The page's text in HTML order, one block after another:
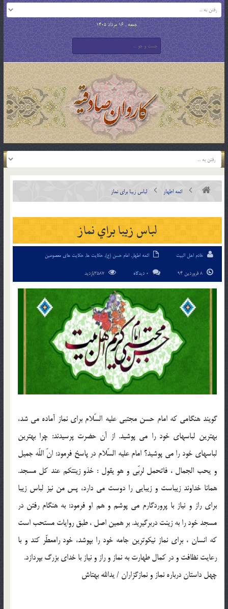
جمعه , 16 مرداد 1405
ائمه اطهار لباس زيبا براي نماز
لباس زيبا براي نماز
خادم اهل البیت ائمه اطهار, امام حسن (ع), حکایت ها, حکایت های معصومین
0 دیدگاه
گويند هنگامي كه امام حسن مجتبي عليه السّلام براي نماز آماده مي شد،
بهترين لباسهاي خود را مي پوشيد. از آن حضرت پرسيدند: چرا بهترين
لباسهاي خود را مي پوشيد؟ امام عليه السّلام در پاسخ فرمود: انّ اللّه جميل
و يحب الجمال ، فاتحمل لربّي و هو يقول : خذو زينتكم عند كل مسجد.
همانا خداوند زيباست و زيبايي را دوست مي دارد، پس من نيز لباس زيبا
براي راز و نياز با پروردگارم مي پوشم و هم او فرمود: به هنگام رفتن در
مسجد خود را به زينت دربرگيريد. بر همين اصل ، طبق روايات مستحب است
كه انسان ، براي نماز نيكوترين جامه خود را بپوشد، خود رامعطّر كند و با
رعايت نظافت و در كمال طهارت به نماز و راز و نياز با خداي بزرگ بپردازد.
چهل داستان درباره نماز و نمازگزاران / يدالله بهتاش